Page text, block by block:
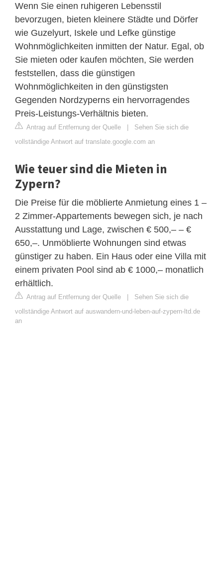
Wenn Sie einen ruhigeren Lebensstil
bevorzugen, bieten kleinere Städte und Dörfer
wie Guzelyurt, Iskele und Lefke günstige
Wohnmöglichkeiten inmitten der Natur. Egal, ob
Sie mieten oder kaufen möchten, Sie werden
feststellen, dass die günstigen
Wohnmöglichkeiten in den günstigsten
Gegenden Nordzyperns ein hervorragendes
Preis-Leistungs-Verhältnis bieten.
Antrag auf Entfernung der Quelle | Sehen Sie sich die
vollständige Antwort auf translate.google.com an
Wie teuer sind die Mieten in
Zypern?
Die Preise für die möblierte Anmietung eines 1 –
2 Zimmer-Appartements bewegen sich, je nach
Ausstattung und Lage, zwischen € 500,– – €
650,–. Unmöblierte Wohnungen sind etwas
günstiger zu haben. Ein Haus oder eine Villa mit
einem privaten Pool sind ab € 1000,– monatlich
erhältlich.
Antrag auf Entfernung der Quelle | Sehen Sie sich die
vollständige Antwort auf auswandern-und-leben-auf-zypern-ltd.de
an